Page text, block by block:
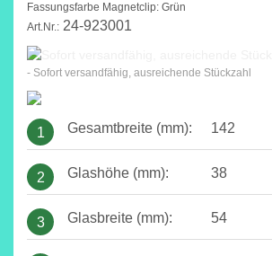
Fassungsfarbe Magnetclip: Grün
Art.Nr.: 24-923001
- Sofort versandfähig, ausreichende Stückzahl
1 Gesamtbreite (mm): 142
2 Glashöhe (mm): 38
3 Glasbreite (mm): 54